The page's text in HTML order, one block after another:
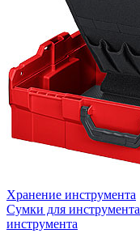
Хранение инструмента
Сумки для инструмента
инструмента